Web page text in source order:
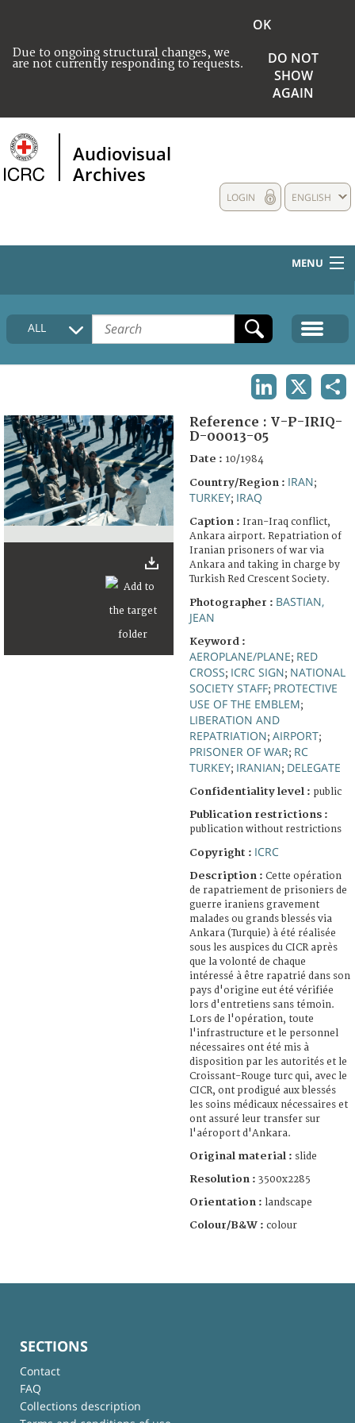
Due to ongoing structural changes, we
are not currently responding to requests.
OK
DO NOT
SHOW
AGAIN
Audiovisual
Archives
ENGLISH
LOGIN
MENU
HOME
COLLECTIONS DESCRIPTION
FAQ
ALL
Reference : V-P-IRIQ-
D-00013-05
Date : 10/1984
Country/Region : IRAN;
TURKEY; IRAQ
Caption : Iran-Iraq conflict,
Ankara airport. Repatriation of
Iranian prisoners of war via
Ankara and taking in charge by
Turkish Red Crescent Society.
Photographer : BASTIAN,
JEAN
Keyword :
AEROPLANE/PLANE; RED
CROSS; ICRC SIGN; NATIONAL
SOCIETY STAFF; PROTECTIVE
USE OF THE EMBLEM;
LIBERATION AND
REPATRIATION; AIRPORT;
PRISONER OF WAR; RC
TURKEY; IRANIAN; DELEGATE
Confidentiality level : public
Publication restrictions :
publication without restrictions
Copyright : ICRC
Description : Cette opération
de rapatriement de prisoniers de
guerre iraniens gravement
malades ou grands blessés via
Ankara (Turquie) à été réalisée
sous les auspices du CICR après
que la volonté de chaque
intéressé à être rapatrié dans son
pays d'origine eut été vérifiée
lors d'entretiens sans témoin.
Lors de l'opération, toute
l'infrastructure et le personnel
nécessaires ont été mis à
disposition par les autorités et le
Croissant-Rouge turc qui, avec le
CICR, ont prodigué aux blessés
les soins médicaux nécessaires et
ont assuré leur transfer sur
l'aéroport d'Ankara.
Original material : slide
Resolution : 3500x2285
Orientation : landscape
Colour/B&W : colour
SECTIONS
Contact
FAQ
Collections description